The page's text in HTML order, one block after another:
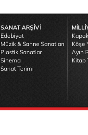
SANAT ARŞİVİ
Edebiyat
Müzik & Sahne Sanatları
Plastik Sanatlar
Sinema
Sanat Terimi
Köşe
Ayın
Kitap